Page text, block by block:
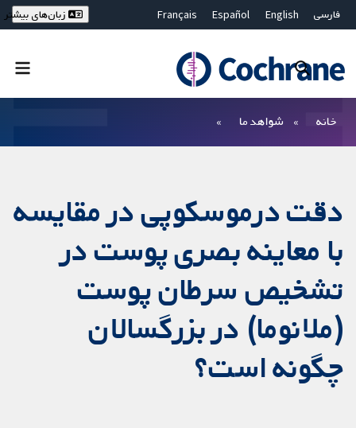
فارسی English
Español
Français
Bahasa Malaysia
ไทย
繁體中文
زبان‌های بیشتر
خانه شواهد ما
دقت درموسکوپی در مقایسه
با معاینه بصری پوست در
تشخیص سرطان پوست
(ملانوما) در بزرگسالان
چگونه است؟